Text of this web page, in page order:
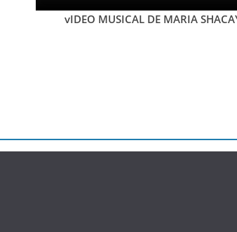
vIDEO MUSICAL DE MARIA